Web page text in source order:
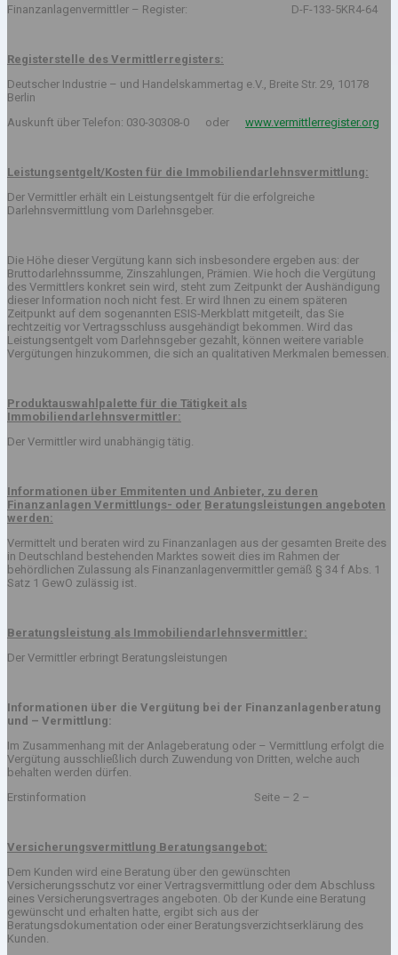
Finanzanlagenvermittler – Register: D-F-133-5KR4-64
Registerstelle des Vermittlerregisters:
Deutscher Industrie – und Handelskammertag e.V., Breite Str. 29, 10178
Berlin
Auskunft über Telefon: 030-30308-0 oder www.vermittlerregister.org
Leistungsentgelt/Kosten für die Immobiliendarlehnsvermittlung:
Der Vermittler erhält ein Leistungsentgelt für die erfolgreiche
Darlehnsvermittlung vom Darlehnsgeber.
Die Höhe dieser Vergütung kann sich insbesondere ergeben aus: der
Bruttodarlehnssumme, Zinszahlungen, Prämien. Wie hoch die Vergütung
des Vermittlers konkret sein wird, steht zum Zeitpunkt der Aushändigung
dieser Information noch nicht fest. Er wird Ihnen zu einem späteren
Zeitpunkt auf dem sogenannten ESIS-Merkblatt mitgeteilt, das Sie
rechtzeitig vor Vertragsschluss ausgehändigt bekommen. Wird das
Leistungsentgelt vom Darlehnsgeber gezahlt, können weitere variable
Vergütungen hinzukommen, die sich an qualitativen Merkmalen bemessen.
Produktauswahlpalette für die Tätigkeit als
Immobiliendarlehnsvermittler:
Der Vermittler wird unabhängig tätig.
Informationen über Emmitenten und Anbieter, zu deren
Finanzanlagen Vermittlungs- oder Beratungsleistungen angeboten
werden:
Vermittelt und beraten wird zu Finanzanlagen aus der gesamten Breite des
in Deutschland bestehenden Marktes soweit dies im Rahmen der
behördlichen Zulassung als Finanzanlagenvermittler gemäß § 34 f Abs. 1
Satz 1 GewO zulässig ist.
Beratungsleistung als Immobiliendarlehnsvermittler:
Der Vermittler erbringt Beratungsleistungen
Informationen über die Vergütung bei der Finanzanlagenberatung
und – Vermittlung:
Im Zusammenhang mit der Anlageberatung oder – Vermittlung erfolgt die
Vergütung ausschließlich durch Zuwendung von Dritten, welche auch
behalten werden dürfen.
Erstinformation Seite – 2 –
Versicherungsvermittlung Beratungsangebot:
Dem Kunden wird eine Beratung über den gewünschten
Versicherungsschutz vor einer Vertragsvermittlung oder dem Abschluss
eines Versicherungsvertrages angeboten. Ob der Kunde eine Beratung
gewünscht und erhalten hatte, ergibt sich aus der
Beratungsdokumentation oder einer Beratungsverzichtserklärung des
Kunden.